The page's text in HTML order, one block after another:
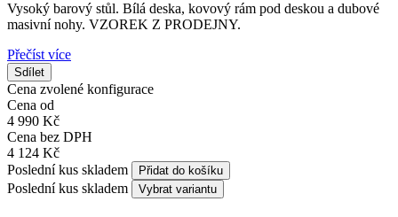
Vysoký barový stůl. Bílá deska, kovový rám pod deskou a dubové
masivní nohy. VZOREK Z PRODEJNY.
Přečíst více
Sdílet
Cena zvolené konfigurace
Cena od
4 990 Kč
Cena bez DPH
4 124 Kč
Poslední kus skladem
Přidat do košíku
Poslední kus skladem Vybrat variantu